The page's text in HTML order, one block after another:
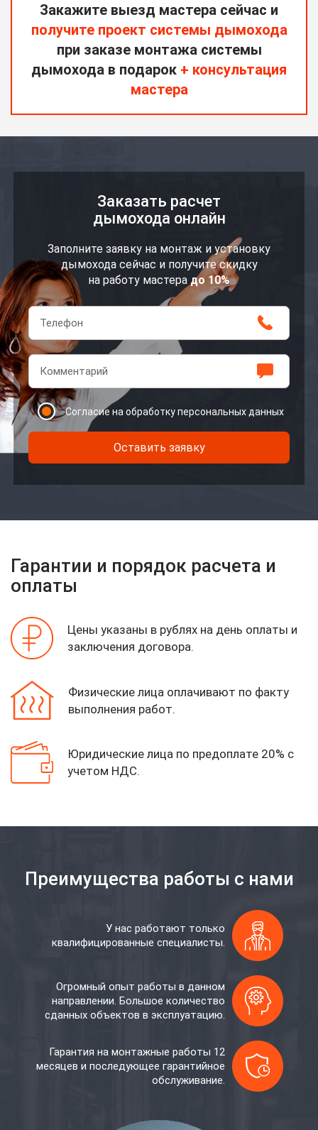
Закажите выезд мастера сейчас и
получите проект системы дымохода
при заказе монтажа системы
дымохода в подарок + консультация
мастера
Заказать расчет
дымохода онлайн
Заполните заявку на монтаж и установку
дымохода сейчас и получите скидку
на работу мастера до 10%
Согласие на обработку персональных данных
Оставить заявку
Гарантии и порядок расчета и
оплаты
Цены указаны в рублях на день оплаты и
заключения договора.
Физические лица оплачивают по факту
выполнения работ.
Юридические лица по предоплате 20% с
учетом НДС.
Преимущества работы с нами
У нас работают только
квалифицированные специалисты.
Огромный опыт работы в данном
направлении. Большое количество
сданных объектов в эксплуатацию.
Гарантия на монтажные работы 12
месяцев и последующее гарантийное
обслуживание.